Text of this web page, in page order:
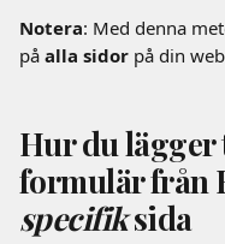
Notera: Med denna
på alla sidor på din
Hur du
formulär från
specifik sida